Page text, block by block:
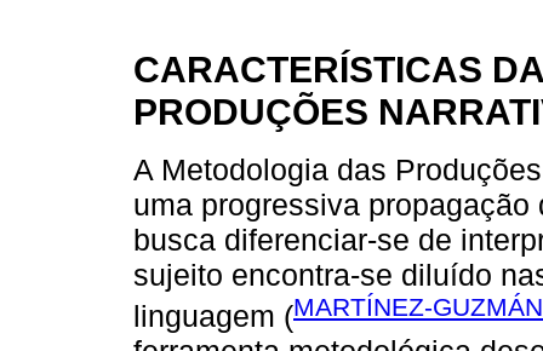
CARACTERÍSTICAS
PRODUÇÕES
A Metodologia das
uma progressiva
busca diferenciar-se de
sujeito encontra-se diluído
linguagem (MARTÍNEZ-